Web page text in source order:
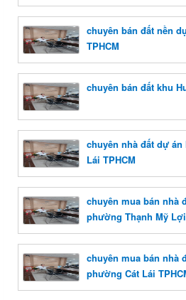
chuyên bán đất nền
TPHCM
chuyên bán đất khu
chuyên nhà đất dự
Lái TPHCM
chuyên mua bán nhà
phường Thạnh Mỹ
chuyên mua bán nhà
phường Cát Lái